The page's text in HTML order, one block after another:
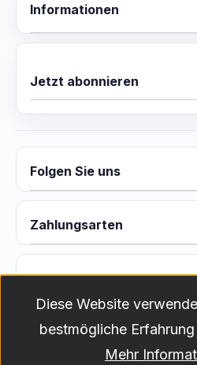
Informationen
Jetzt abonnieren
Folgen Sie uns
Zahlungsarten
Versand
Alle Preise exkl. gesetzl.
Diese Website
bestmögliche
Mehr